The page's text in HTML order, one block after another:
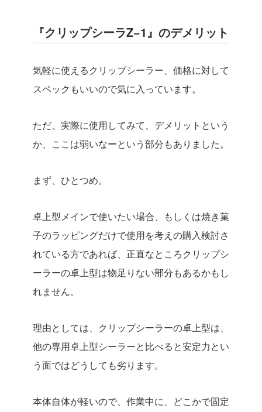
『クリップシーラZ−1』のデメリット
気軽に使えるクリップシーラー、価格に対して
スペックもいいので気に入っています。
ただ、実際に使用してみて、デメリットという
か、ここは弱いなーという部分もありました。
まず、ひとつめ。
卓上型メインで使いたい場合、もしくは焼き菓
子のラッピングだけで使用を考えの購入検討さ
れている方であれば、正直なところクリップシ
ーラーの卓上型は物足りない部分もあるかもし
れません。
理由としては、クリップシーラーの卓上型は、
他の専用卓上型シーラーと比べると安定力とい
う面ではどうしても劣ります。
本体自体が軽いので、作業中に、どこかで固定